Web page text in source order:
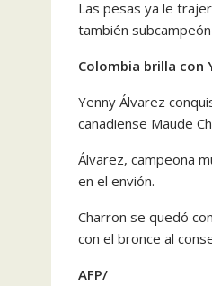
Las pesas ya le
también
Colombia brilla con
Yenny Álvarez
canadiense Maude
Álvarez, campeona
en el envión.
Charron se quedó
con el bronce al
AFP/